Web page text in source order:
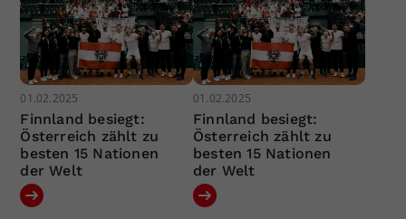
01.02.2025
Finnland besiegt:
Österreich zählt zu
besten 15 Nationen
der Welt
01.02.2025
Finnland besiegt:
Österreich zählt zu
besten 15 Nationen
der Welt